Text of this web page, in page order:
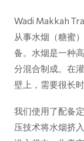
Wadi Makkah
从事水烟（糖蜜
备。水烟是一种
分混合制成。在
壁上，需要很长
我们使用了配备
压技术将水烟挤